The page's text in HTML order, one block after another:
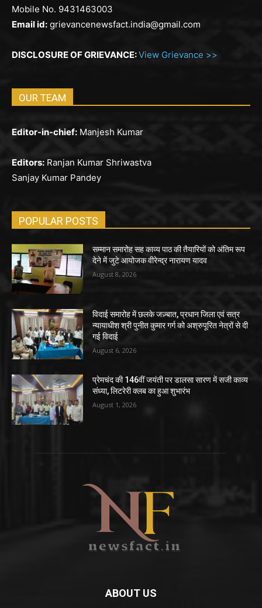
Mobile No. 9431463003
Email id: grievancenewsfact.india@gmail.com
DISCLOSURE OF GRIEVANCE:View Grievance >>
OUR TEAM
Editor-in-chief: Manjesh Kumar
Editors: Ranjan Kumar Shriwastva
Sanjay Kumar Pandey
POPULAR POSTS
सम्मान समारोह सह काव्य पाठ की तैयारियों को अंतिम रूप
देने में जुटे आयोजक वीरेन्द्र नारायण यादव
August 8, 2026
विदाई समारोह में छलके जज़्बात, प्रधान जिला एवं सत्र
न्यायाधीश श्री पुनीत कुमार गर्ग को अश्रुपूरित नेत्रों से दी
गई विदाई
August 6, 2026
प्रेमचंद की 146वीं जयंती पर डालसा सारण में सजी काव्य
संध्या, लिटरेरी क्लब का हुआ शुभारंभ
August 1, 2026
ABOUT US